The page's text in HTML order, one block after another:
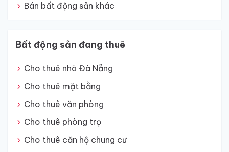
Bán bất động sản khác
Bất động sản đang thuê
Cho thuê nhà Đà Nẵng
Cho thuê mặt bằng
Cho thuê văn phòng
Cho thuê phòng trọ
Cho thuê căn hộ chung cư